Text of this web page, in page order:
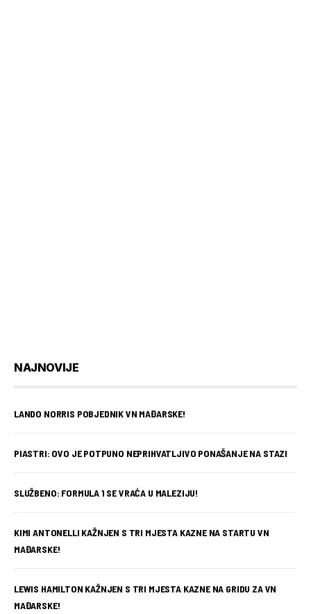
NAJNOVIJE
LANDO NORRIS POBJEDNIK VN MAĐARSKE!
PIASTRI: OVO JE POTPUNO NEPRIHVATLJIVO PONAŠANJE NA STAZI
SLUŽBENO: FORMULA 1 SE VRAĆA U MALEZIJU!
KIMI ANTONELLI KAŽNJEN S TRI MJESTA KAZNE NA STARTU VN
MAĐARSKE!
LEWIS HAMILTON KAŽNJEN S TRI MJESTA KAZNE NA GRIDU ZA VN
MAĐARSKE!